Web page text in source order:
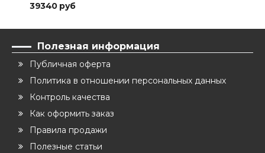
39340 руб
Полезная информация
Публичная оферта
Политика в отношении персональных данных
Контроль качества
Как оформить заказ
Правила продажи
Полезные статьи